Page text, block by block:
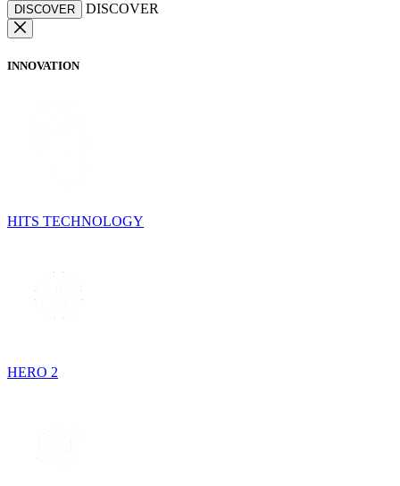
DISCOVER DISCOVER
INNOVATION
HITS TECHNOLOGY
HERO 2